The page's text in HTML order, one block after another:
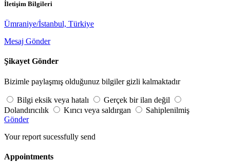
İletişim Bilgileri
Ümraniye/İstanbul, Türkiye
Mesaj Gönder
Şikayet Gönder
Bizimle paylaşmış olduğunuz bilgiler gizli kalmaktadır
Bilgi eksik veya hatalı
Gerçek bir ilan değil
Dolandırıcılık
Kırıcı veya saldırgan
Sahiplenilmiş
Gönder
Your report sucessfully send
Appointments